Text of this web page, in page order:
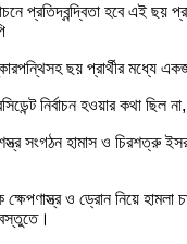
প্রতিদ্বন্দ্বিতা হবে এই
ছয় প্রার্থীর মধ্যে
নির্বাচন হওয়ার কথা ছিল
সংগঠন হামাস ও চিরশত্রু
ও ড্রোন নিয়ে হামলা